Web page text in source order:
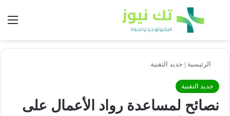
بحث عن
الرئيسية | جديد التقنية
جديد التقنية
نصائح لمساعدة رواد الأعمال على